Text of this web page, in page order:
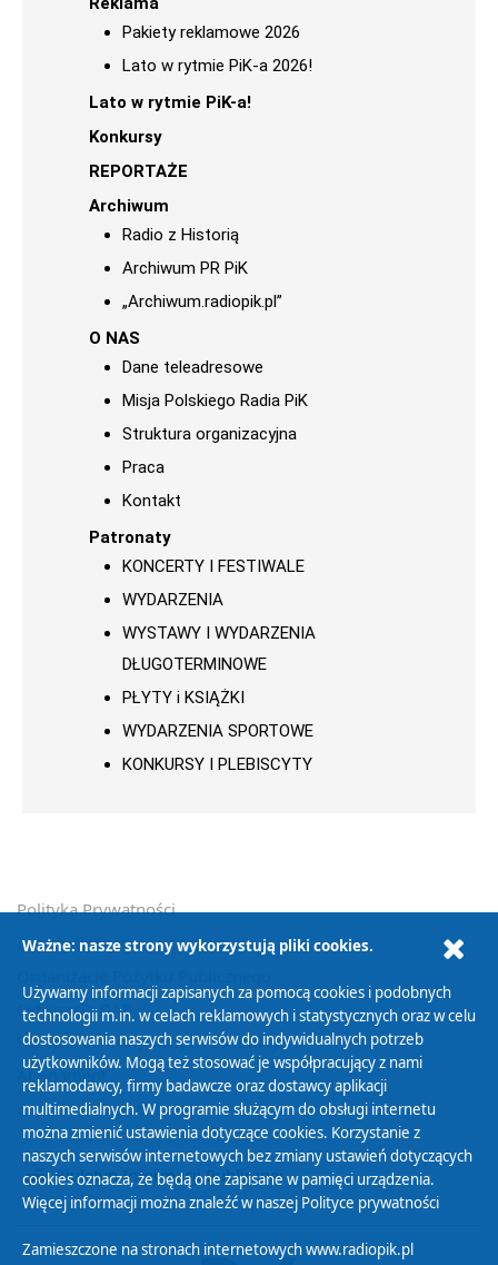
Pakiety reklamowe 2026
Lato w rytmie PiK-a 2026!
Lato w rytmie PiK-a!
Konkursy
REPORTAŻE
Archiwum
Radio z Historią
Archiwum PR PiK
„Archiwum.radiopik.pl”
O NAS
Dane teleadresowe
Misja Polskiego Radia PiK
Struktura organizacyjna
Praca
Kontakt
Patronaty
KONCERTY I FESTIWALE
WYDARZENIA
WYSTAWY I WYDARZENIA
DŁUGOTERMINOWE
PŁYTY i KSIĄŻKI
WYDARZENIA SPORTOWE
KONKURSY I PLEBISCYTY
Polityka Prywatności
Zasady korzystania z Serwisu
Cyfryzacja DAB+
Polityka ochrony danych osobowych
Abonament
Zamówienia publiczne
Biuletyn Informacji Publicznej
Ważne: nasze strony wykorzystują pliki cookies.
Używamy informacji zapisanych za pomocą cookies i podobnych
technologii m.in. w celach reklamowych i statystycznych oraz w celu
dostosowania naszych serwisów do indywidualnych potrzeb
użytkowników. Mogą też stosować je współpracujący z nami
reklamodawcy, firmy badawcze oraz dostawcy aplikacji
multimedialnych. W programie służącym do obsługi internetu
można zmienić ustawienia dotyczące cookies. Korzystanie z
naszych serwisów internetowych bez zmiany ustawień dotyczących
cookies oznacza, że będą one zapisane w pamięci urządzenia.
Więcej informacji można znaleźć w naszej Polityce prywatności
Zamieszczone na stronach internetowych www.radiopik.pl